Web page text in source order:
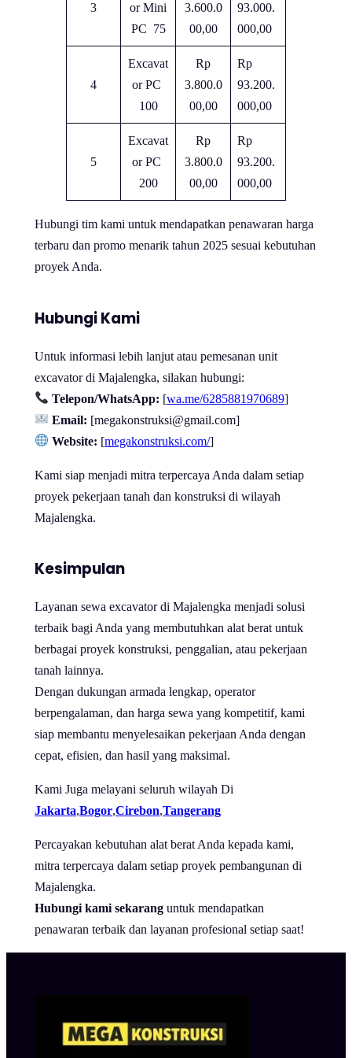
3
or Mini
PC 75
3.600.0
00,00
93.000.
000,00
4
Excavat
or PC
100
Rp
3.800.0
00,00
Rp
93.200.
000,00
5
Excavat
or PC
200
Rp
3.800.0
00,00
Rp
93.200.
000,00
Hubungi tim kami untuk mendapatkan penawaran harga
terbaru dan promo menarik tahun 2025 sesuai kebutuhan
proyek Anda.
Hubungi Kami
Untuk informasi lebih lanjut atau pemesanan unit
excavator di Majalengka, silakan hubungi:
Telepon/WhatsApp: [wa.me/6285881970689]
Email: [megakonstruksi@gmail.com]
Website: [megakonstruksi.com/]
Kami siap menjadi mitra terpercaya Anda dalam setiap
proyek pekerjaan tanah dan konstruksi di wilayah
Majalengka.
Kesimpulan
Layanan sewa excavator di Majalengka menjadi solusi
terbaik bagi Anda yang membutuhkan alat berat untuk
berbagai proyek konstruksi, penggalian, atau pekerjaan
tanah lainnya.
Dengan dukungan armada lengkap, operator
berpengalaman, dan harga sewa yang kompetitif, kami
siap membantu menyelesaikan pekerjaan Anda dengan
cepat, efisien, dan hasil yang maksimal.
Kami Juga melayani seluruh wilayah Di
Jakarta,Bogor,Cirebon,Tangerang
Percayakan kebutuhan alat berat Anda kepada kami,
mitra terpercaya dalam setiap proyek pembangunan di
Majalengka.
Hubungi kami sekarang untuk mendapatkan
penawaran terbaik dan layanan profesional setiap saat!